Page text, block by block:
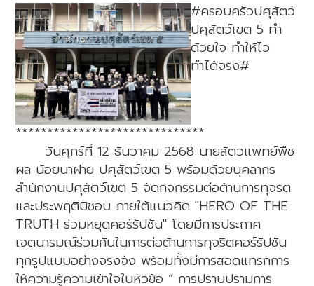
#ครอบครัวปศุสัตว์
ปศุสัตว์เขต 5 ทำ
ด้วยใจ ทำให้ไว
ทำได้จริง#
******************************
วันศุกร์ที่ 12 ธันวาคม 2568 นายสัตวแพทย์พืช
ผล น้อยนาฝาย ปศุสัตว์เขต 5 พร้อมด้วยบุคลากร
สำนักงานปศุสัตว์เขต 5 จัดกิจกรรมต่อต้านการทุจริต
และประพฤติมิชอบ ภายใต้แนวคิด "HERO OF THE
TRUTH ร่วมหยุดคอร์รัปชัน" โดยมีการประกาศ
เจตนารมณ์ร่วมกันในการต่อต้านการทุจริตคอร์รัปชัน
ทุกรูปแบบอย่างจริงจัง พร้อมทั้งมีการสอดแทรกการ
ให้ความรู้ความเข้าใจในหัวข้อ “ การปราบปรามการ